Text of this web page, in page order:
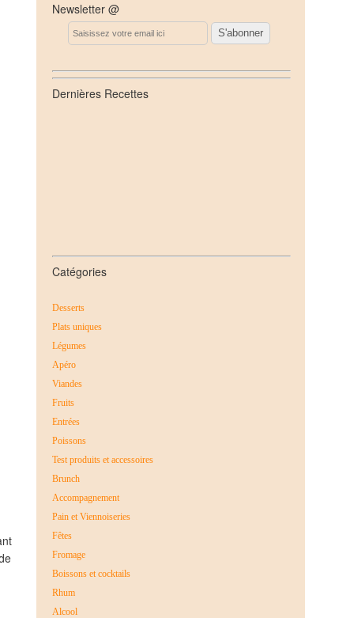
Newsletter @
Email
Dernières Recettes
Catégories
Desserts
Plats uniques
Légumes
Apéro
Viandes
Fruits
Entrées
Poissons
Test produits et accessoires
Brunch
Accompagnement
Pain et Viennoiseries
Fêtes
Fromage
Boissons et cocktails
Rhum
Alcool